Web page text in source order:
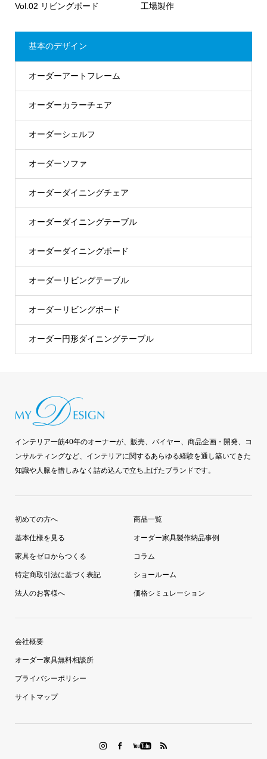
Vol.02 リビングボード
工場製作
基本のデザイン
オーダーアートフレーム
オーダーカラーチェア
オーダーシェルフ
オーダーソファ
オーダーダイニングチェア
オーダーダイニングテーブル
オーダーダイニングボード
オーダーリビングテーブル
オーダーリビングボード
オーダー円形ダイニングテーブル
インテリア一筋40年のオーナーが、販売、バイヤー、商品企画・開発、コ
ンサルティングなど、インテリアに関するあらゆる経験を通し築いてきた
知識や人脈を惜しみなく詰め込んで立ち上げたブランドです。
初めての方へ
基本仕様を見る
家具をゼロからつくる
特定商取引法に基づく表記
法人のお客様へ
商品一覧
オーダー家具製作納品事例
コラム
ショールーム
価格シミュレーション
会社概要
オーダー家具無料相談所
プライバシーポリシー
サイトマップ